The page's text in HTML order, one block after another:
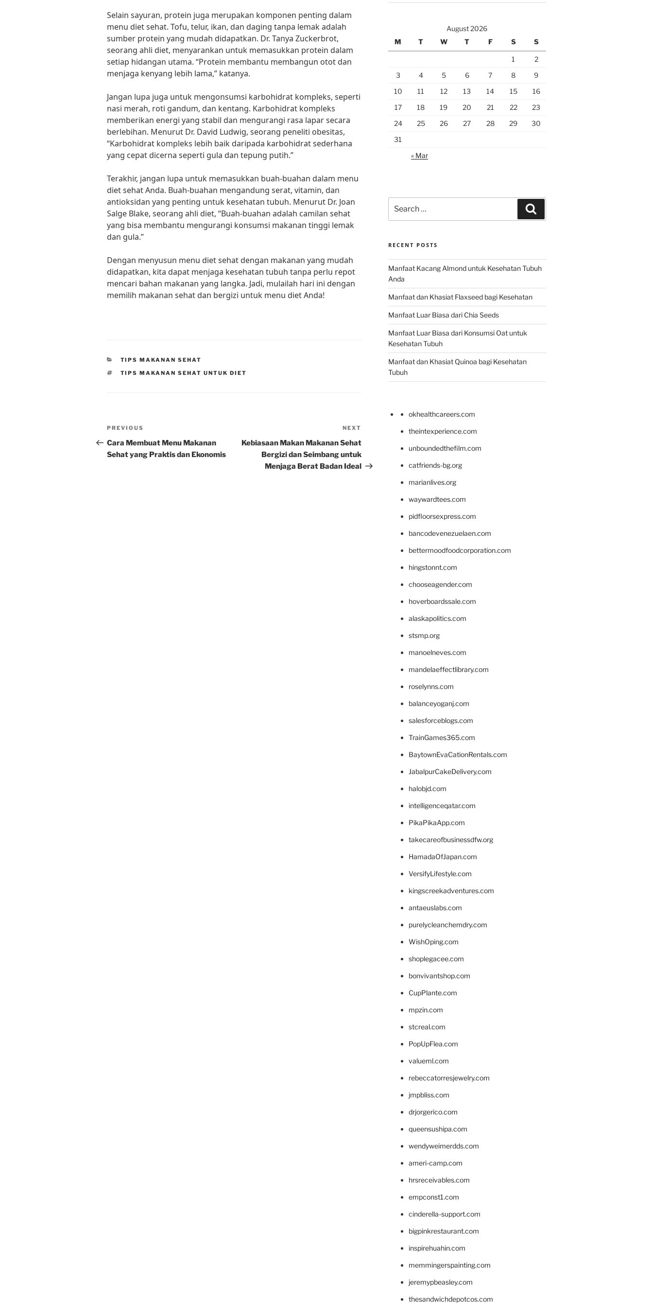
Selain sayuran, protein juga merupakan komponen penting dalam
menu diet sehat. Tofu, telur, ikan, dan daging tanpa lemak adalah
sumber protein yang mudah didapatkan. Dr. Tanya Zuckerbrot,
seorang ahli diet, menyarankan untuk memasukkan protein dalam
setiap hidangan utama. “Protein membantu membangun otot dan
menjaga kenyang lebih lama,” katanya.
Jangan lupa juga untuk mengonsumsi karbohidrat kompleks, seperti
nasi merah, roti gandum, dan kentang. Karbohidrat kompleks
memberikan energi yang stabil dan mengurangi rasa lapar secara
berlebihan. Menurut Dr. David Ludwig, seorang peneliti obesitas,
“Karbohidrat kompleks lebih baik daripada karbohidrat sederhana
yang cepat dicerna seperti gula dan tepung putih.”
Terakhir, jangan lupa untuk memasukkan buah-buahan dalam menu
diet sehat Anda. Buah-buahan mengandung serat, vitamin, dan
antioksidan yang penting untuk kesehatan tubuh. Menurut Dr. Joan
Salge Blake, seorang ahli diet, “Buah-buahan adalah camilan sehat
yang bisa membantu mengurangi konsumsi makanan tinggi lemak
dan gula.”
Dengan menyusun menu diet sehat dengan makanan yang mudah
didapatkan, kita dapat menjaga kesehatan tubuh tanpa perlu repot
mencari bahan makanan yang langka. Jadi, mulailah hari ini dengan
memilih makanan sehat dan bergizi untuk menu diet Anda!
CATEGORIES
TIPS MAKANAN SEHAT
TAGS
TIPS MAKANAN SEHAT UNTUK DIET
Post
navigation
Previous
Post
PREVIOUS
Cara Membuat Menu Makanan
Sehat yang Praktis dan Ekonomis
Post
NEXT
Kebiasaan Makan Makanan Sehat
Bergizi dan Seimbang untuk
Menjaga Berat Badan Ideal
August 2026
M
T W T F S S
1
2
3
4 5 6 7 8
9
10
11 12 13 14 15
16
17
18 19 20 21 22
23
24
25 26 27 28 29
30
31
« Mar
for:
RECENT POSTS
Manfaat Kacang Almond untuk Kesehatan Tubuh
Anda
Manfaat dan Khasiat Flaxseed bagi Kesehatan
Manfaat Luar Biasa dari Chia Seeds
Manfaat Luar Biasa dari Konsumsi Oat untuk
Kesehatan Tubuh
Manfaat dan Khasiat Quinoa bagi Kesehatan
Tubuh
okhealthcareers.com
theintexperience.com
unboundedthefilm.com
catfriends-bg.org
marianlives.org
waywardtees.com
pidfloorsexpress.com
bancodevenezuelaen.com
bettermoodfoodcorporation.com
hingstonnt.com
chooseagender.com
hoverboardssale.com
alaskapolitics.com
stsmp.org
manoelneves.com
mandelaeffectlibrary.com
roselynns.com
balanceyoganj.com
salesforceblogs.com
TrainGames365.com
BaytownEvaCationRentals.com
JabalpurCakeDelivery.com
halobjd.com
intelligenceqatar.com
PikaPikaApp.com
takecareofbusinessdfw.org
HamadaOfJapan.com
VersifyLifestyle.com
kingscreekadventures.com
antaeuslabs.com
purelycleanchemdry.com
WishOping.com
shoplegacee.com
bonvivantshop.com
CupPlante.com
mpzin.com
stcreal.com
PopUpFlea.com
valueml.com
rebeccatorresjewelry.com
jmpbliss.com
drjorgerico.com
queensushipa.com
wendyweimerdds.com
ameri-camp.com
hrsreceivables.com
empconst1.com
cinderella-support.com
bigpinkrestaurant.com
inspirehuahin.com
memmingerspainting.com
jeremypbeasley.com
thesandwichdepotcos.com